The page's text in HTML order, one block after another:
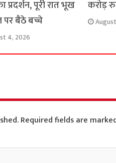
प्रदर्शन, पूरी रात भूख
पर बैठे बच्चे
4, 2026
करोड़
Required fields are